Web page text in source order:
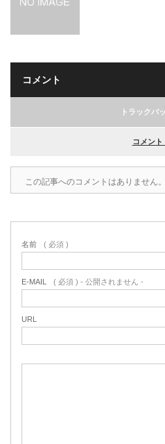
コメント
トラックバ
コメント
この記事へのコメントはありません。
名前 ( 必須 )
E-MAIL ( 必須 ) - 公開されません -
URL